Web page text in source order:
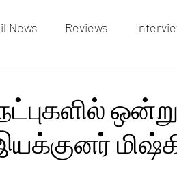
News Reviews